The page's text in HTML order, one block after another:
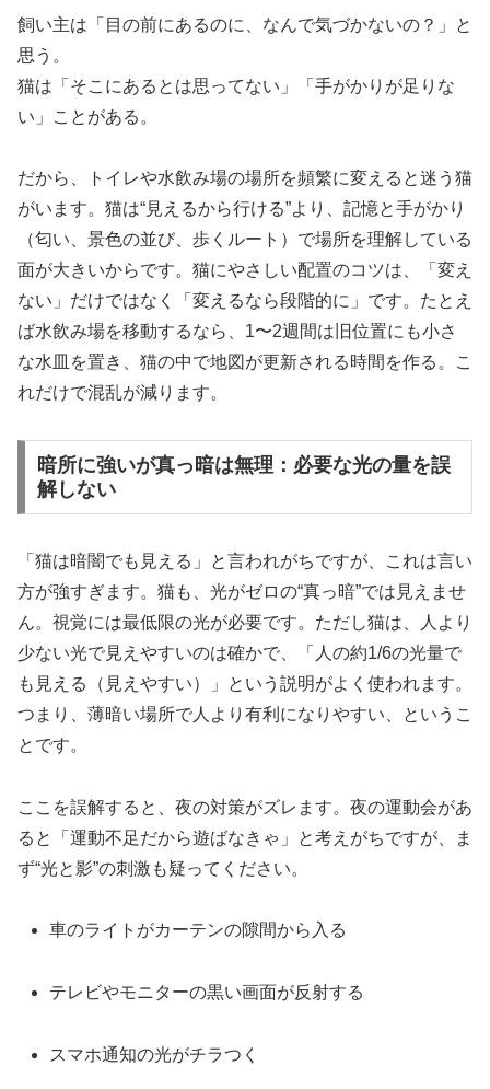
飼い主は「目の前にあるのに、なんで気づかないの？」と
思う。
猫は「そこにあるとは思ってない」「手がかりが足りな
い」ことがある。
だから、トイレや水飲み場の場所を頻繁に変えると迷う猫
がいます。猫は“見えるから行ける”より、記憶と手がかり
（匂い、景色の並び、歩くルート）で場所を理解している
面が大きいからです。猫にやさしい配置のコツは、「変え
ない」だけではなく「変えるなら段階的に」です。たとえ
ば水飲み場を移動するなら、1〜2週間は旧位置にも小さ
な水皿を置き、猫の中で地図が更新される時間を作る。こ
れだけで混乱が減ります。
暗所に強いが真っ暗は無理：必要な光の量を誤
解しない
「猫は暗闇でも見える」と言われがちですが、これは言い
方が強すぎます。猫も、光がゼロの“真っ暗”では見えませ
ん。視覚には最低限の光が必要です。ただし猫は、人より
少ない光で見えやすいのは確かで、「人の約1/6の光量で
も見える（見えやすい）」という説明がよく使われます。
つまり、薄暗い場所で人より有利になりやすい、というこ
とです。
ここを誤解すると、夜の対策がズレます。夜の運動会があ
ると「運動不足だから遊ばなきゃ」と考えがちですが、ま
ず“光と影”の刺激も疑ってください。
車のライトがカーテンの隙間から入る
テレビやモニターの黒い画面が反射する
スマホ通知の光がチラつく